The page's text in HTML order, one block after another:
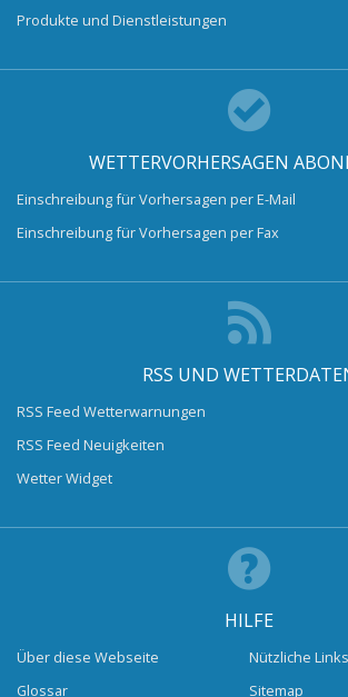
Produkte und Dienstleistungen
WETTERVORHERSAGEN
Einschreibung für Vorhersagen per E-Mail
Einschreibung für Vorhersagen per Fax
RSS UND
RSS Feed Wetterwarnungen
RSS Feed Neuigkeiten
Wetter Widget
HILFE
Über diese Webseite
Glossar
Nützliche Links
Sitemap